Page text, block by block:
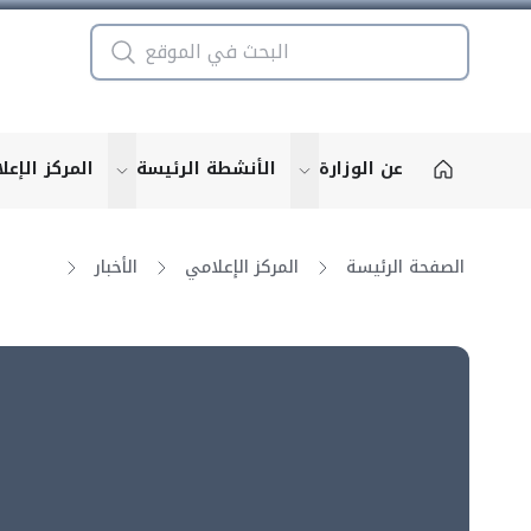
عن الوزارة show submenu for "More"
الأنشطة الرئيسة for "More"
المركز
الصفحة الرئيسة المركز الإعلامي الأخبار